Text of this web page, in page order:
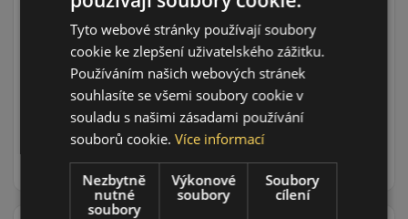
Údaje o štítku EPREL:
1 131 CZK
Tyto webové stránky používají soubory
cookie ke zlepšení uživatelského zážitku.
Používáním našich webových stránek
souhlasíte se všemi soubory cookie v
souladu s našimi zásadami používání
souborů cookie.Více informací
Nezbytně
nutné
soubory
Výkonové
soubory
Soubory
cílení